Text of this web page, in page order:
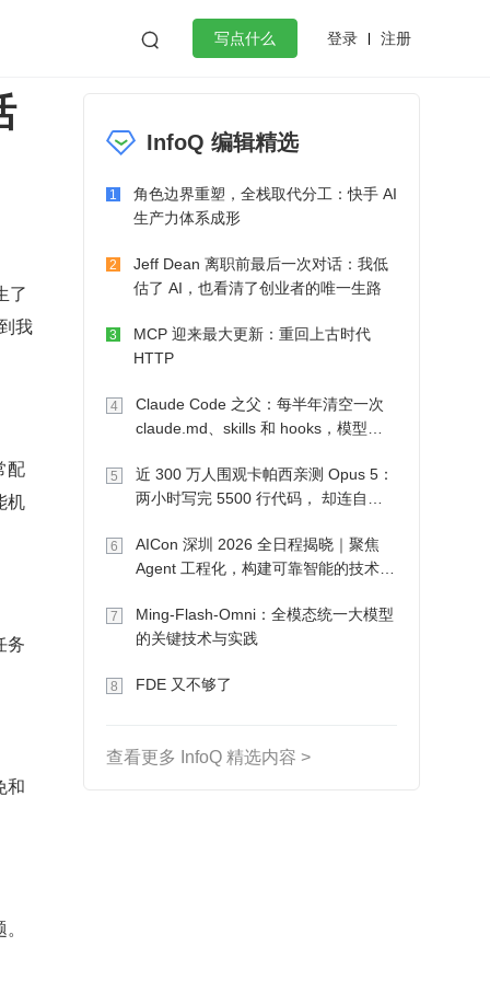
 写点什么 登录 注册
作
微服务架构 flutter
了
我
配
机
务
和
InfoQ 编辑精选
1
角色边界重塑，全栈取代分工：快手 AI
生产力体系成形
2
Jeff Dean 离职前最后一次对话：我低
估了 AI，也看清了创业者的唯一生路
3
MCP 迎来最大更新：重回上古时代
HTTP
4
Claude Code 之父：每半年清空一次
claude.md、skills 和 hooks，模型自
5
近 300 万人围观卡帕西亲测 Opus 5：
两小时写完 5500 行代码， 却连自己
6
AICon 深圳 2026 全日程揭晓｜聚焦
Agent 工程化，构建可靠智能的技术路
7
Ming-Flash-Omni：全模态统一大模型
的关键技术与实践
8 FDE 又不够了
查看更多 InfoQ 精选内容 >